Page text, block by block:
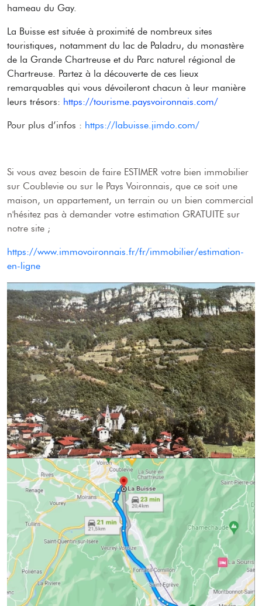
hameau du Gay.
La Buisse est située à proximité de nombreux sites
touristiques, notamment du lac de Paladru, du monastère
de la Grande Chartreuse et du Parc naturel régional de
Chartreuse. Partez à la découverte de ces lieux
remarquables qui vous dévoileront chacun à leur manière
leurs trésors: https://tourisme.paysvoironnais.com/
Pour plus d’infos : https://labuisse.jimdo.com/
Si vous avez besoin de faire ESTIMER votre bien immobilier
sur Coublevie ou sur le Pays Voironnais, que ce soit une
maison, un appartement, un terrain ou un bien commercial
n'hésitez pas à demander votre estimation GRATUITE sur
notre site ;
https://www.immovoironnais.fr/fr/immobilier/estimation-
en-ligne